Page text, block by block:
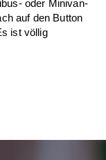
oder Minivan-
auf den Button
ist völlig